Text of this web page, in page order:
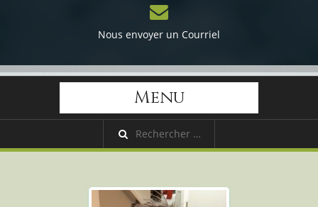
Nous envoyer un Courriel
Menu